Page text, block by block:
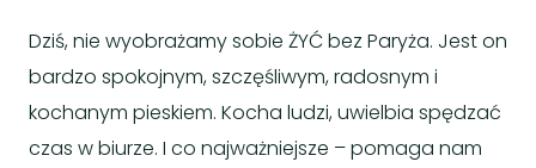
Dziś, nie wyobrażamy sobie ŻYĆ bez Paryża. Jest on
bardzo spokojnym, szczęśliwym, radosnym i
kochanym pieskiem. Kocha ludzi, uwielbia spędzać
czas w biurze. I co najważniejsze – pomaga nam